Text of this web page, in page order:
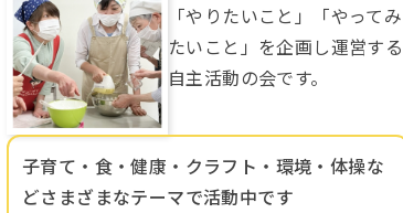
「やりたいこと」「やってみ
たいこと」を企画し運営する
自主活動の会です。
子育て・食・健康・クラフト・環境・体操な
どさまざまなテーマで活動中です